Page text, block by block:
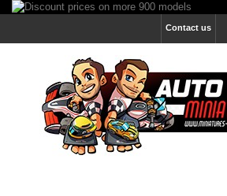
Contact us